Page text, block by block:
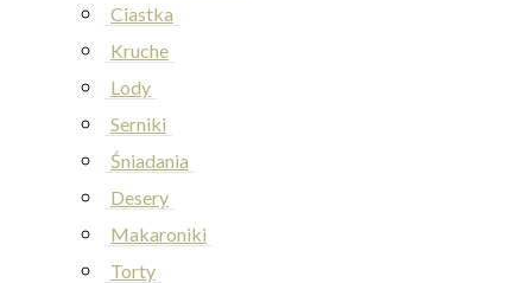
Ciastka
Kruche
Lody
Serniki
Śniadania
Desery
Makaroniki
Torty